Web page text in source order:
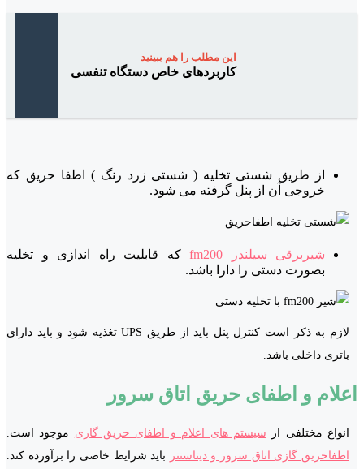
این مطلب را هم ببینید
کاربردهای خاص دستگاه تنفسی
از طریق شستی تخلیه ( شستی زرد رنگ ) اطفا حریق که
خروجی آن از پنل گرفته می شود.
شیربرقی سیلندر fm200
که قابلیت راه اندازی و تخلیه
بصورت دستی را دارا باشد.
لازم به ذکر است کنترل پنل باید از طریق UPS تغذیه شود و باید دارای
باتری داخلی باشد.
اعلام و اطفای حریق اتاق سرور
انواع مختلفی از سیستم های اعلام و اطفای حریق گازی موجود است.
اطفاحریق گازی اتاق سرور و دیتاسنتر
باید شرایط خاصی را برآورده کند.